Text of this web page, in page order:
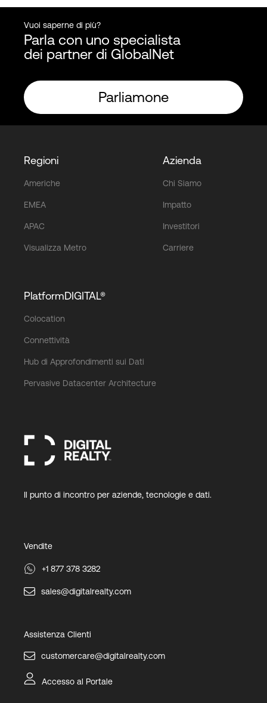
Vuoi saperne di più?
Parla con uno specialista
dei partner di GlobalNet
Parliamone
Regioni
Americhe
EMEA
APAC
Visualizza Metro
Azienda
Chi Siamo
Impatto
Investitori
Carriere
PlatformDIGITAL®
Colocation
Connettività
Hub di Approfondimenti sui Dati
Pervasive Datacenter Architecture
Il punto di incontro per aziende, tecnologie e dati.
Vendite
+1 877 378 3282
sales@digitalrealty.com
Assistenza Clienti
customercare@digitalrealty.com
Accesso al Portale